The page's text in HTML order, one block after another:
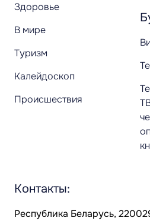
Здоровье
В мире
Туризм
Калейдоскоп
Происшествия
Контакты:
Республика Беларусь,